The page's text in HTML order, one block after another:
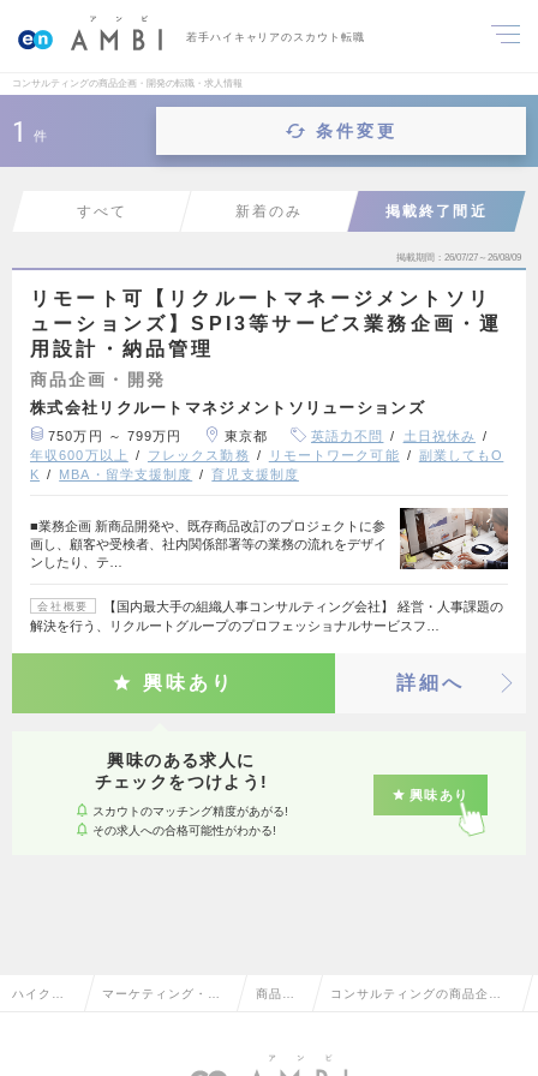
若手ハイキャリアのスカウト転職
コンサルティングの商品企画・開発の転職・求人情報
1 件 条件変更
すべて 新着のみ 掲載終了間近
掲載期間 26/07/27～26/08/09
リモート可【リクルートマネージメントソリ
ューションズ】SPI3等サービス業務企画・運
用設計・納品管理
商品企画・開発
株式会社リクルートマネジメントソリューションズ
750万円 ～ 799万円 東京都 英語力不問
土日祝休み
年収600万以上
フレックス勤務 リモートワーク可能
副業してもO
K
MBA・留学支援制度 育児支援制度
■業務企画 新商品開発や、既存商品改訂のプロジェクトに参
画し、顧客や受検者、社内関係部署等の業務の流れをデザイ
ンしたり、テ…
会社概要
【国内最大手の組織人事コンサルティング会社】 経営・人事課題の
解決を行う、リクルートグループのプロフェッショナルサービスフ…
興味あり 詳細へ
興味のある求人に
チェックをつけよう!
スカウトのマッチング精度があがる!
その求人への合格可能性がわかる!
興味あり
ハイクラ マーケティング・販 商品企
発
コンサルティングの商品企